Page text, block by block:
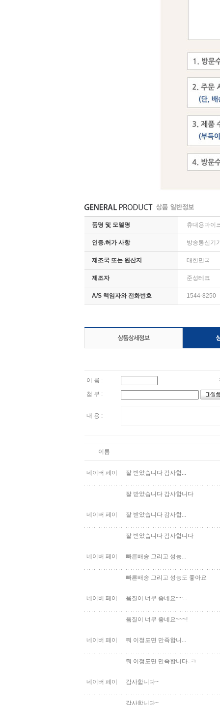
품명 및 모델명 휴대용마이
인증.허가 사항 방송통신기
제조국 또는 원산지 대한민국
제조자 준성테크
A/S 책임자와 전화번호 1544-8250
이 름 :
첨 부 :
내 용 :
이름
네이버 페이 잘 받았습니다 감사합...
잘 받았습니다 감사합니다
네이버 페이 잘 받았습니다 감사합...
잘 받았습니다 감사합니다
네이버 페이 빠른배송 그리고 성능...
빠른배송 그리고 성능도 좋아요
네이버 페이 음질이 너무 좋네요~~...
음질이 너무 좋네요~~~!
네이버 페이 뭐 이정도면 만족합니...
뭐 이정도면 만족합니다..ㅋ
네이버 페이 감사합니다~
감사합니다~